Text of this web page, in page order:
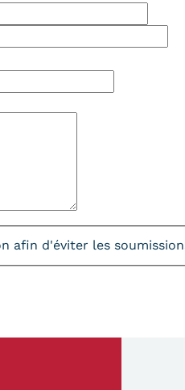
d'éviter les